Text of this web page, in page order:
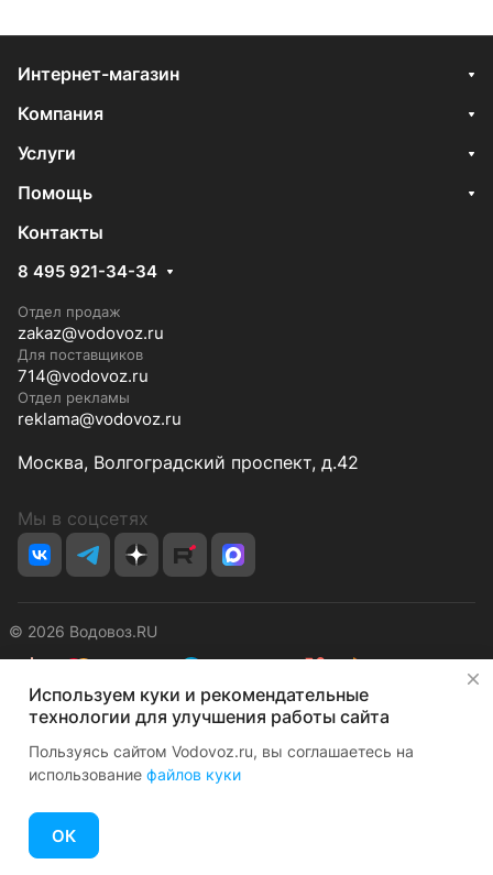
Интернет-магазин
Компания
Услуги
Помощь
Контакты
8 495 921-34-34
Отдел продаж
zakaz@vodovoz.ru
Для поставщиков
714@vodovoz.ru
Отдел рекламы
reklama@vodovoz.ru
Москва, Волгоградский проспект, д.42
Мы в соцсетях
© 2026 Водовоз.RU
КонфиденциальностьОферта
Главная
Используем куки и рекомендательные
технологии для улучшения работы сайта
Пользуясь сайтом Vodovoz.ru, вы соглашаетесь на
использование файлов куки
ОК